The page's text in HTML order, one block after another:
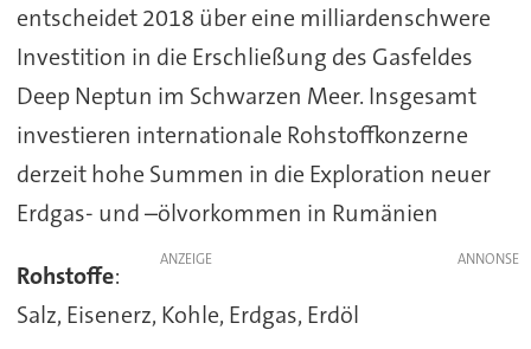
entscheidet 2018 über eine milliardenschwere
Investition in die Erschließung des Gasfeldes
Deep Neptun im Schwarzen Meer. Insgesamt
investieren internationale Rohstoffkonzerne
derzeit hohe Summen in die Exploration neuer
Erdgas- und –ölvorkommen in Rumänien
ANZEIGE
Rohstoffe:
Salz, Eisenerz, Kohle, Erdgas, Erdöl